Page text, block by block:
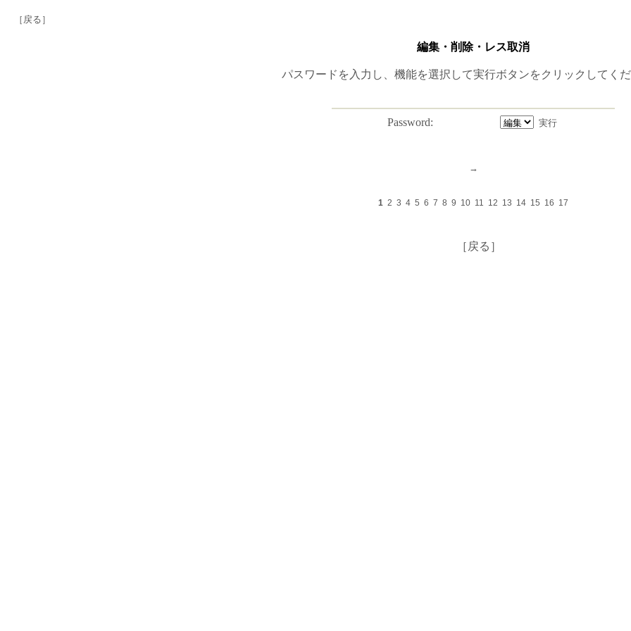
［戻る］
編集・削除・レス取消
パスワードを入力し、機能を選択して実行ボタンをクリックしてく
Password:
1 2 3 4 5 6 7 8 9 10 11 12 13 14 15 16 17
［戻る］